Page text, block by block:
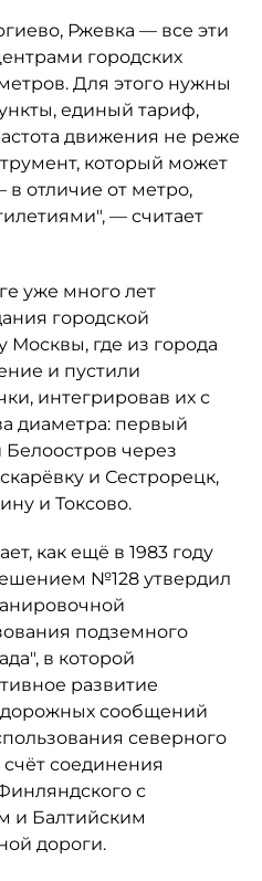
Ржевка — все эти
городских
Для этого нужны
единый тариф,
движения не реже
который может
отличие от метро,
— считает
уже много лет
городской
где из города
и пустили
интегрировав их с
диаметра: первый
через
и Сестрорецк,
и Токсово.
как ещё в 1983 году
№128 утвердил
подземного
в которой
развитие
сообщений
северного
счёт соединения
с
и Балтийским
дороги.